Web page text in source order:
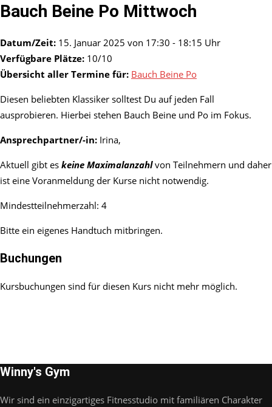
Bauch Beine Po Mittwoch
Datum/Zeit: 15. Januar 2025 von 17:30 - 18:15 Uhr
Verfügbare Plätze: 10/10
Übersicht aller Termine für: Bauch Beine Po
Diesen beliebten Klassiker solltest Du auf jeden Fall
ausprobieren. Hierbei stehen Bauch Beine und Po im Fokus.
Ansprechpartner/-in: Irina,
Aktuell gibt es keine Maximalanzahlvon Teilnehmern und daher
ist eine Voranmeldung der Kurse nicht notwendig.
Mindestteilnehmerzahl: 4
Bitte ein eigenes Handtuch mitbringen.
Buchungen
Kursbuchungen sind für diesen Kurs nicht mehr möglich.
Winny's Gym
Wir sind ein einzigartiges Fitnesstudio mit familiären Charakter